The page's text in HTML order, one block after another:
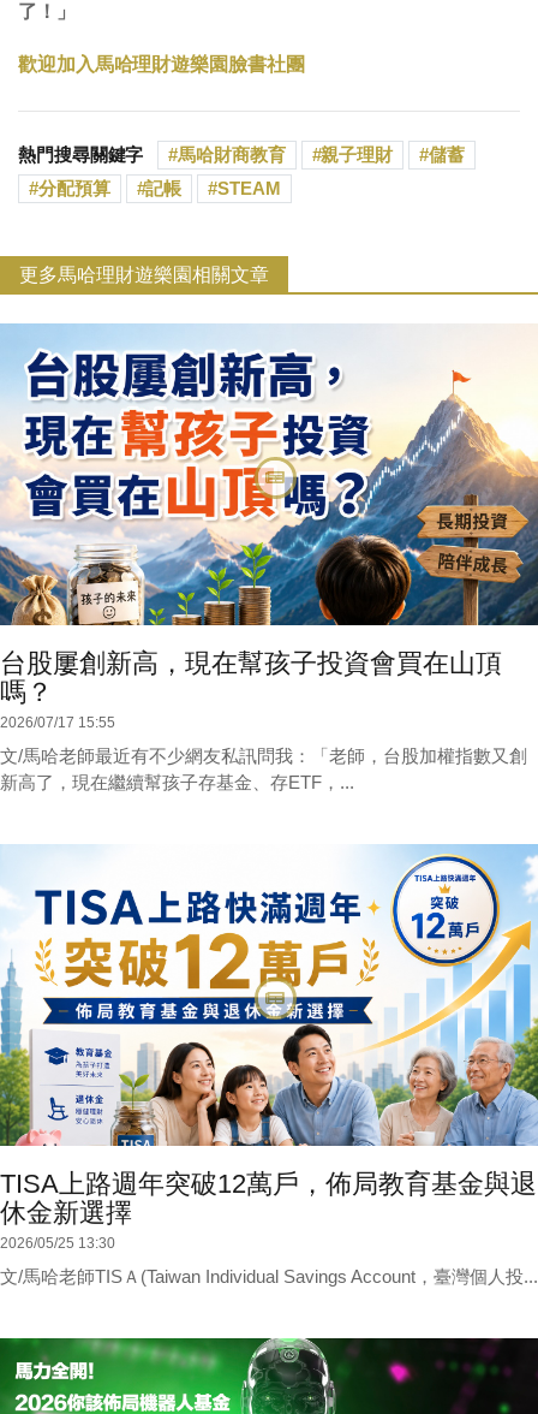
了！」
歡迎加入馬哈理財遊樂園臉書社團
熱門搜尋關鍵字 馬哈財商教育 親子理財
儲蓄
分配預算
記帳 STEAM
更多馬哈理財遊樂園相關文章
台股屢創新高，現在幫孩子投資會買在山頂
嗎？
2026/07/17 15:55
文/馬哈老師最近有不少網友私訊問我：「老師，台股加權指數又創
新高了，現在繼續幫孩子存基金、存ETF，...
TISA上路週年突破12萬戶，佈局教育基金與退
休金新選擇
2026/05/25 13:30
文/馬哈老師TISＡ(Taiwan Individual Savings Account，臺灣個人投...